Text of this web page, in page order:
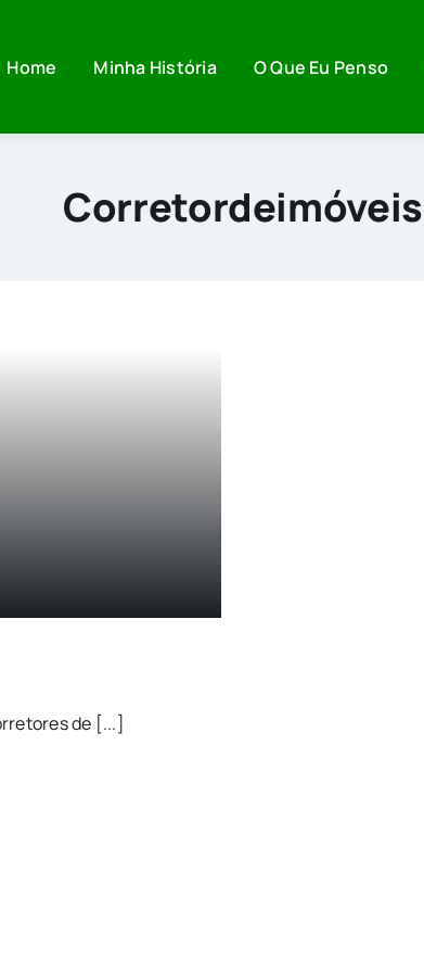
Home Minha História O Que Eu Penso
Corretordeimóveis
de [...]